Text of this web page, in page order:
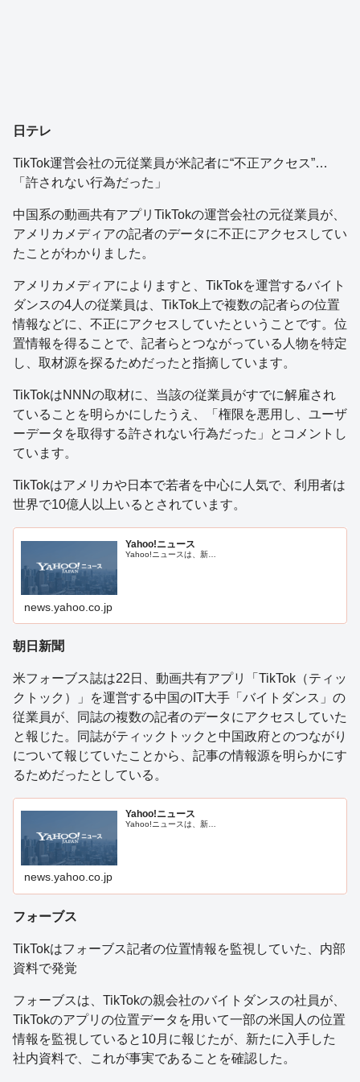
日テレ
TikTok運営会社の元従業員が米記者に“不正アクセス”…
「許されない行為だった」
中国系の動画共有アプリTikTokの運営会社の元従業員が、
アメリカメディアの記者のデータに不正にアクセスしてい
たことがわかりました。
アメリカメディアによりますと、TikTokを運営するバイト
ダンスの4人の従業員は、TikTok上で複数の記者らの位置
情報などに、不正にアクセスしていたということです。位
置情報を得ることで、記者らとつながっている人物を特定
し、取材源を探るためだったと指摘しています。
TikTokはNNNの取材に、当該の従業員がすでに解雇され
ていることを明らかにしたうえ、「権限を悪用し、ユーザ
ーデータを取得する許されない行為だった」とコメントし
ています。
TikTokはアメリカや日本で若者を中心に人気で、利用者は
世界で10億人以上いるとされています。
Yahoo!ニュース
Yahoo!ニュースは、新…
news.yahoo.co.jp
朝日新聞
米フォーブス誌は22日、動画共有アプリ「TikTok（ティッ
クトック）」を運営する中国のIT大手「バイトダンス」の
従業員が、同誌の複数の記者のデータにアクセスしていた
と報じた。同誌がティックトックと中国政府とのつながり
について報じていたことから、記事の情報源を明らかにす
るためだったとしている。
Yahoo!ニュース
Yahoo!ニュースは、新…
news.yahoo.co.jp
フォーブス
TikTokはフォーブス記者の位置情報を監視していた、内部
資料で発覚
フォーブスは、TikTokの親会社のバイトダンスの社員が、
TikTokのアプリの位置データを用いて一部の米国人の位置
情報を監視していると10月に報じたが、新たに入手した
社内資料で、これが事実であることを確認した。